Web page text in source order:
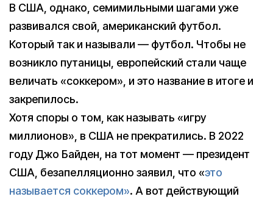
В США, однако, семимильными шагами уже
развивался свой, американский футбол.
Который так и называли — футбол. Чтобы не
возникло путаницы, европейский стали чаще
величать «соккером», и это название в итоге и
закрепилось.
Хотя споры о том, как называть «игру
миллионов», в США не прекратились. В 2022
году Джо Байден, на тот момент — президент
США, безапелляционно заявил, что «это
называется соккером». А вот действующий